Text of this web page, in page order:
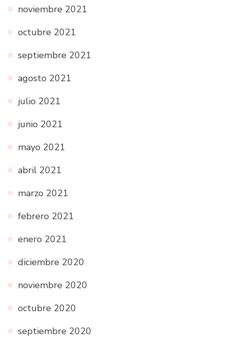
noviembre 2021
octubre 2021
septiembre 2021
agosto 2021
julio 2021
junio 2021
mayo 2021
abril 2021
marzo 2021
febrero 2021
enero 2021
diciembre 2020
noviembre 2020
octubre 2020
septiembre 2020